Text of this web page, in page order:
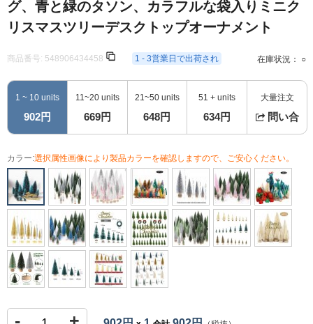
グ、青と緑のタソン、カラフルな袋入りミニク
リスマスツリーデスクトップオーナメント
商品番号: 548906434458 1 - 3営業日で出荷され 在庫状況： ○
1 ~ 10 units
902円
11~20 units
669円
21~50 units
648円
51 + units
634円
大量注文
問い合
カラー:選択属性画像により製品カラーを確認しますので、ご安心ください。